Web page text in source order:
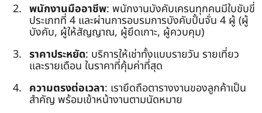
พนักงานมืออาชีพ: พนักงานบังคับเครนทุกคนมีใบขับขี่
ประเภทที่ 4 และผ่านการอบรมการบังคับปั้นจั่น 4 ผู้ (ผู้
บังคับ, ผู้ให้สัญญาณ, ผู้ยึดเกาะ, ผู้ควบคุม)
ราคาประหยัด: บริการให้เช่าทั้งแบบรายวัน รายเที่ยว
และรายเดือน ในราคาที่คุ้มค่าที่สุด
ความตรงต่อเวลา: เรายึดถือตารางงานของลูกค้าเป็น
สำคัญ พร้อมเข้าหน้างานตามนัดหมาย